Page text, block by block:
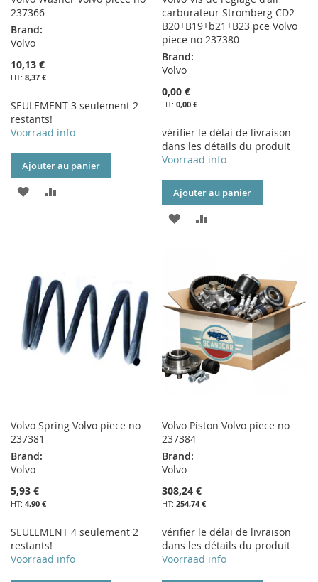
237366
Brand:
Volvo
10,13 €
8,37 €
SEULEMENT 3 seulement 2
restants!
Voorraad info
Ajouter au panier
AJOUTER
D’ENVIE
carburateur Stromberg CD2
B20+B19+b21+B23 pce Volvo
piece no 237380
Brand:
Volvo
0,00 €
0,00 €
vérifier le délai de livraison
dans les détails du produit
Voorraad info
Ajouter au panier
AJOUTER
LISTE
D’ENVIE
Volvo Spring Volvo piece no
237381
Brand:
Volvo
5,93 €
4,90 €
SEULEMENT 4 seulement 2
restants!
Voorraad info
Volvo Piston Volvo piece no
237384
Brand:
Volvo
308,24 €
254,74 €
vérifier le délai de livraison
dans les détails du produit
Voorraad info